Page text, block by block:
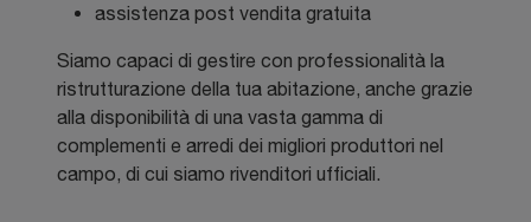
assistenza post vendita gratuita
Siamo capaci di gestire con professionalità la
ristrutturazione della tua abitazione, anche grazie
alla disponibilità di una vasta gamma di
complementi e arredi dei migliori produttori nel
campo, di cui siamo rivenditori ufficiali.